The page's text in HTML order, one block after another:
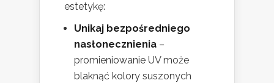
estetykę:
Unikaj bezpośredniego
nasłonecznienia –
promieniowanie UV może
blaknąć kolory suszonych